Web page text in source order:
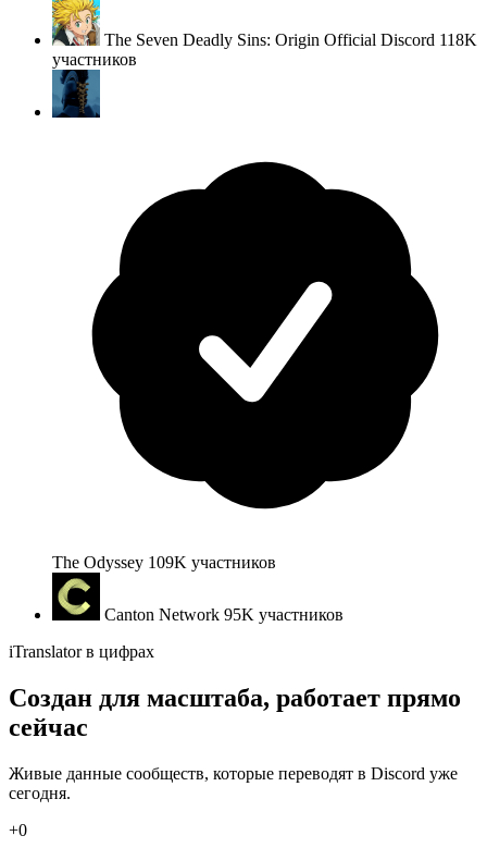
The Seven Deadly Sins: Origin Official Discord 118K
участников
The Odyssey 109K участников
Canton Network 95K участников
iTranslator в цифрах
Создан для масштаба, работает прямо
сейчас
Живые данные сообществ, которые переводят в Discord уже
сегодня.
+0